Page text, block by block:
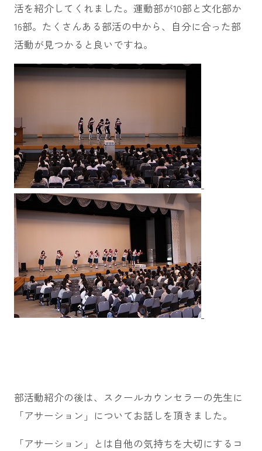
活を紹介してくれました。運動部が10部と文化部か
16部。たくさんある部活の中から、自分に合った部
活動が見つかると良いですね。
部活動紹介の後は、スクールカウンセラーの先生に
「アサーション」についてお話しを頂きました。
「アサーション」とは自他の気持ちを大切にするコ